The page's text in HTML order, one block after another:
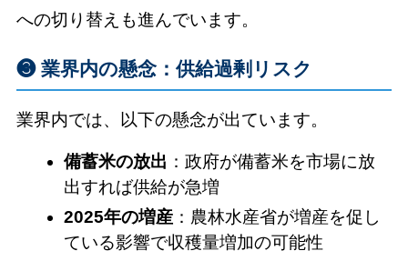
への切り替えも進んでいます。
❸ 業界内の懸念：供給過剰リスク
業界内では、以下の懸念が出ています。
備蓄米の放出 ：政府が備蓄米を市場に放
出すれば供給が急増
2025年の増産 ：農林水産省が増産を促し
ている影響で収穫量増加の可能性